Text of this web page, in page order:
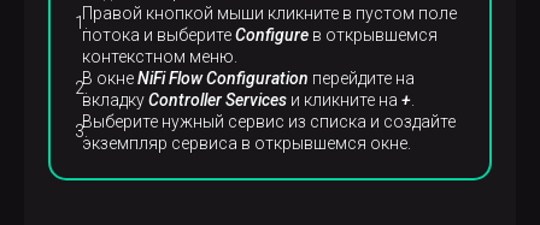
Правой кнопкой мыши кликните в пустом поле
потока и выберитеConfigure в открывшемся
контекстном меню.
В окнеNiFi Flow Configuration перейдите на
вкладкуController Services и кликните на +
Выберите нужный сервис из списка и создайте
экземпляр сервиса в открывшемся окне.